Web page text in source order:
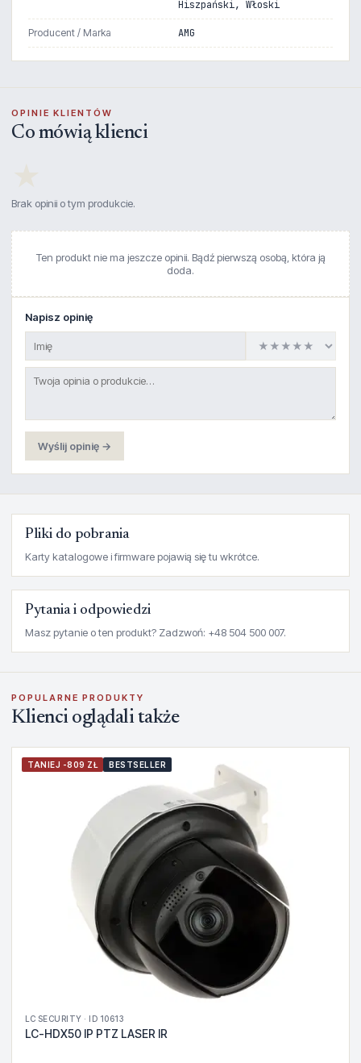
Hiszpański, Włoski
Producent / Marka AMG
OPINIE KLIENTÓW
Co mówią klienci
Brak opinii o tym produkcie.
Ten produkt nie ma jeszcze opinii. Bądź pierwszą osobą, która ją
doda.
Napisz opinię
Wyślij opinię →
Pliki do pobrania
Karty katalogowe i firmware pojawią się tu wkrótce.
Pytania i odpowiedzi
Masz pytanie o ten produkt? Zadzwoń: +48 504 500 007.
POPULARNE PRODUKTY
Klienci oglądali także
TANIEJ -809 ZŁ BESTSELLER
LC SECURITY · ID 10613
LC-HDX50 IP PTZ LASER IR